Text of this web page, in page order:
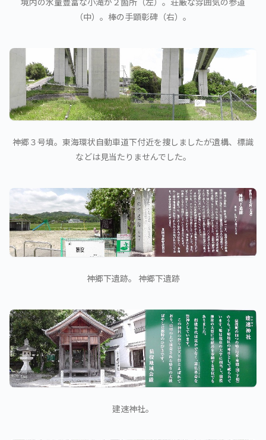
（中）。棒の手顕彰碑（右）。
神郷３号墳。東海環状自動車道下付近を捜しましたが遺構、標識
などは見当たりませんでした。
神郷下遺跡。 神郷下遺跡
建速神社。